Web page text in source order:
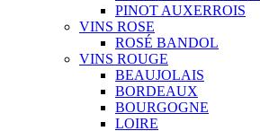
PINOT AUXERROIS
VINS ROSE
ROSÉ BANDOL
VINS ROUGE
BEAUJOLAIS
BORDEAUX
BOURGOGNE
LOIRE